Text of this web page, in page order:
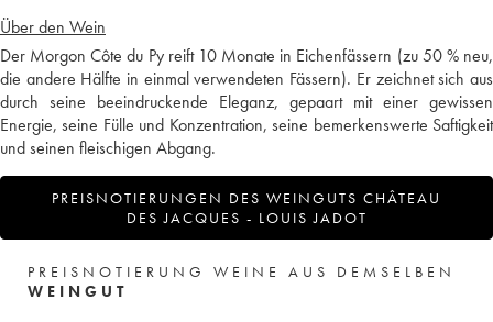
Über den Wein
Der Morgon Côte du Py reift 10 Monate in Eichenfässern (zu 50 % neu,
die andere Hälfte in einmal verwendeten Fässern). Er zeichnet sich aus
durch seine beeindruckende Eleganz, gepaart mit einer gewissen
Energie, seine Fülle und Konzentration, seine bemerkenswerte Saftigkeit
und seinen fleischigen Abgang.
PREISNOTIERUNGEN DES WEINGUTS CHÂTEAU
DES JACQUES - LOUIS JADOT
PREISNOTIERUNG WEINE AUS DEMSELBEN
WEINGUT